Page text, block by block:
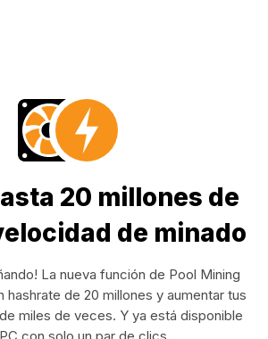
20 millones de
de minado
La nueva función de Pool Mining
hashrate de 20 millones y aumentar tus
miles de veces. Y ya está disponible
con solo un par de clics.